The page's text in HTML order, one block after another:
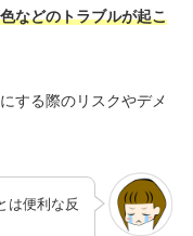
などのトラブルが起こ
する際のリスクやデメ
は便利な反